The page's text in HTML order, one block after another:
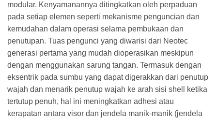
modular. Kenyamanannya ditingkatkan oleh perpaduan
pada setiap elemen seperti mekanisme penguncian dan
kemudahan dalam operasi selama pembukaan dan
penutupan. Tuas pengunci yang diwarisi dari Neotec
generasi pertama yang mudah dioperasikan meskipun
dengan menggunakan sarung tangan. Termasuk dengan
eksentrik pada sumbu yang dapat digerakkan dari penutup
wajah dan menarik penutup wajah ke arah sisi shell ketika
tertutup penuh, hal ini meningkatkan adhesi atau
kerapatan antara visor dan jendela manik-manik (jendela